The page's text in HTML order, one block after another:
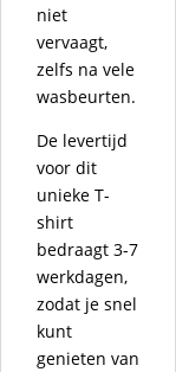
niet
vervaagt,
zelfs na vele
wasbeurten.
De levertijd
voor dit
unieke T-
shirt
bedraagt 3-7
werkdagen,
zodat je snel
kunt
genieten van